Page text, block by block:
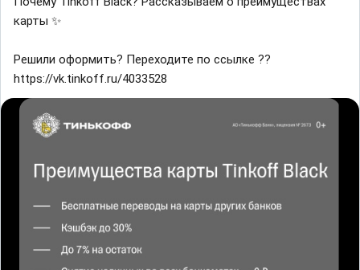
карты ✨
Решили оформить? Переходите по ссылке ??
https://vk.tinkoff.ru/4033528